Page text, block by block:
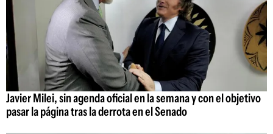
Javier Milei, sin agenda oficial en la semana y con el objetivo
pasar la página tras la derrota en el Senado